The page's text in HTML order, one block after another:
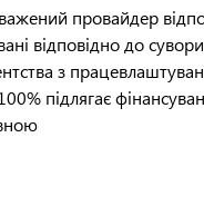
провайдер
відповідно до
з
підлягає